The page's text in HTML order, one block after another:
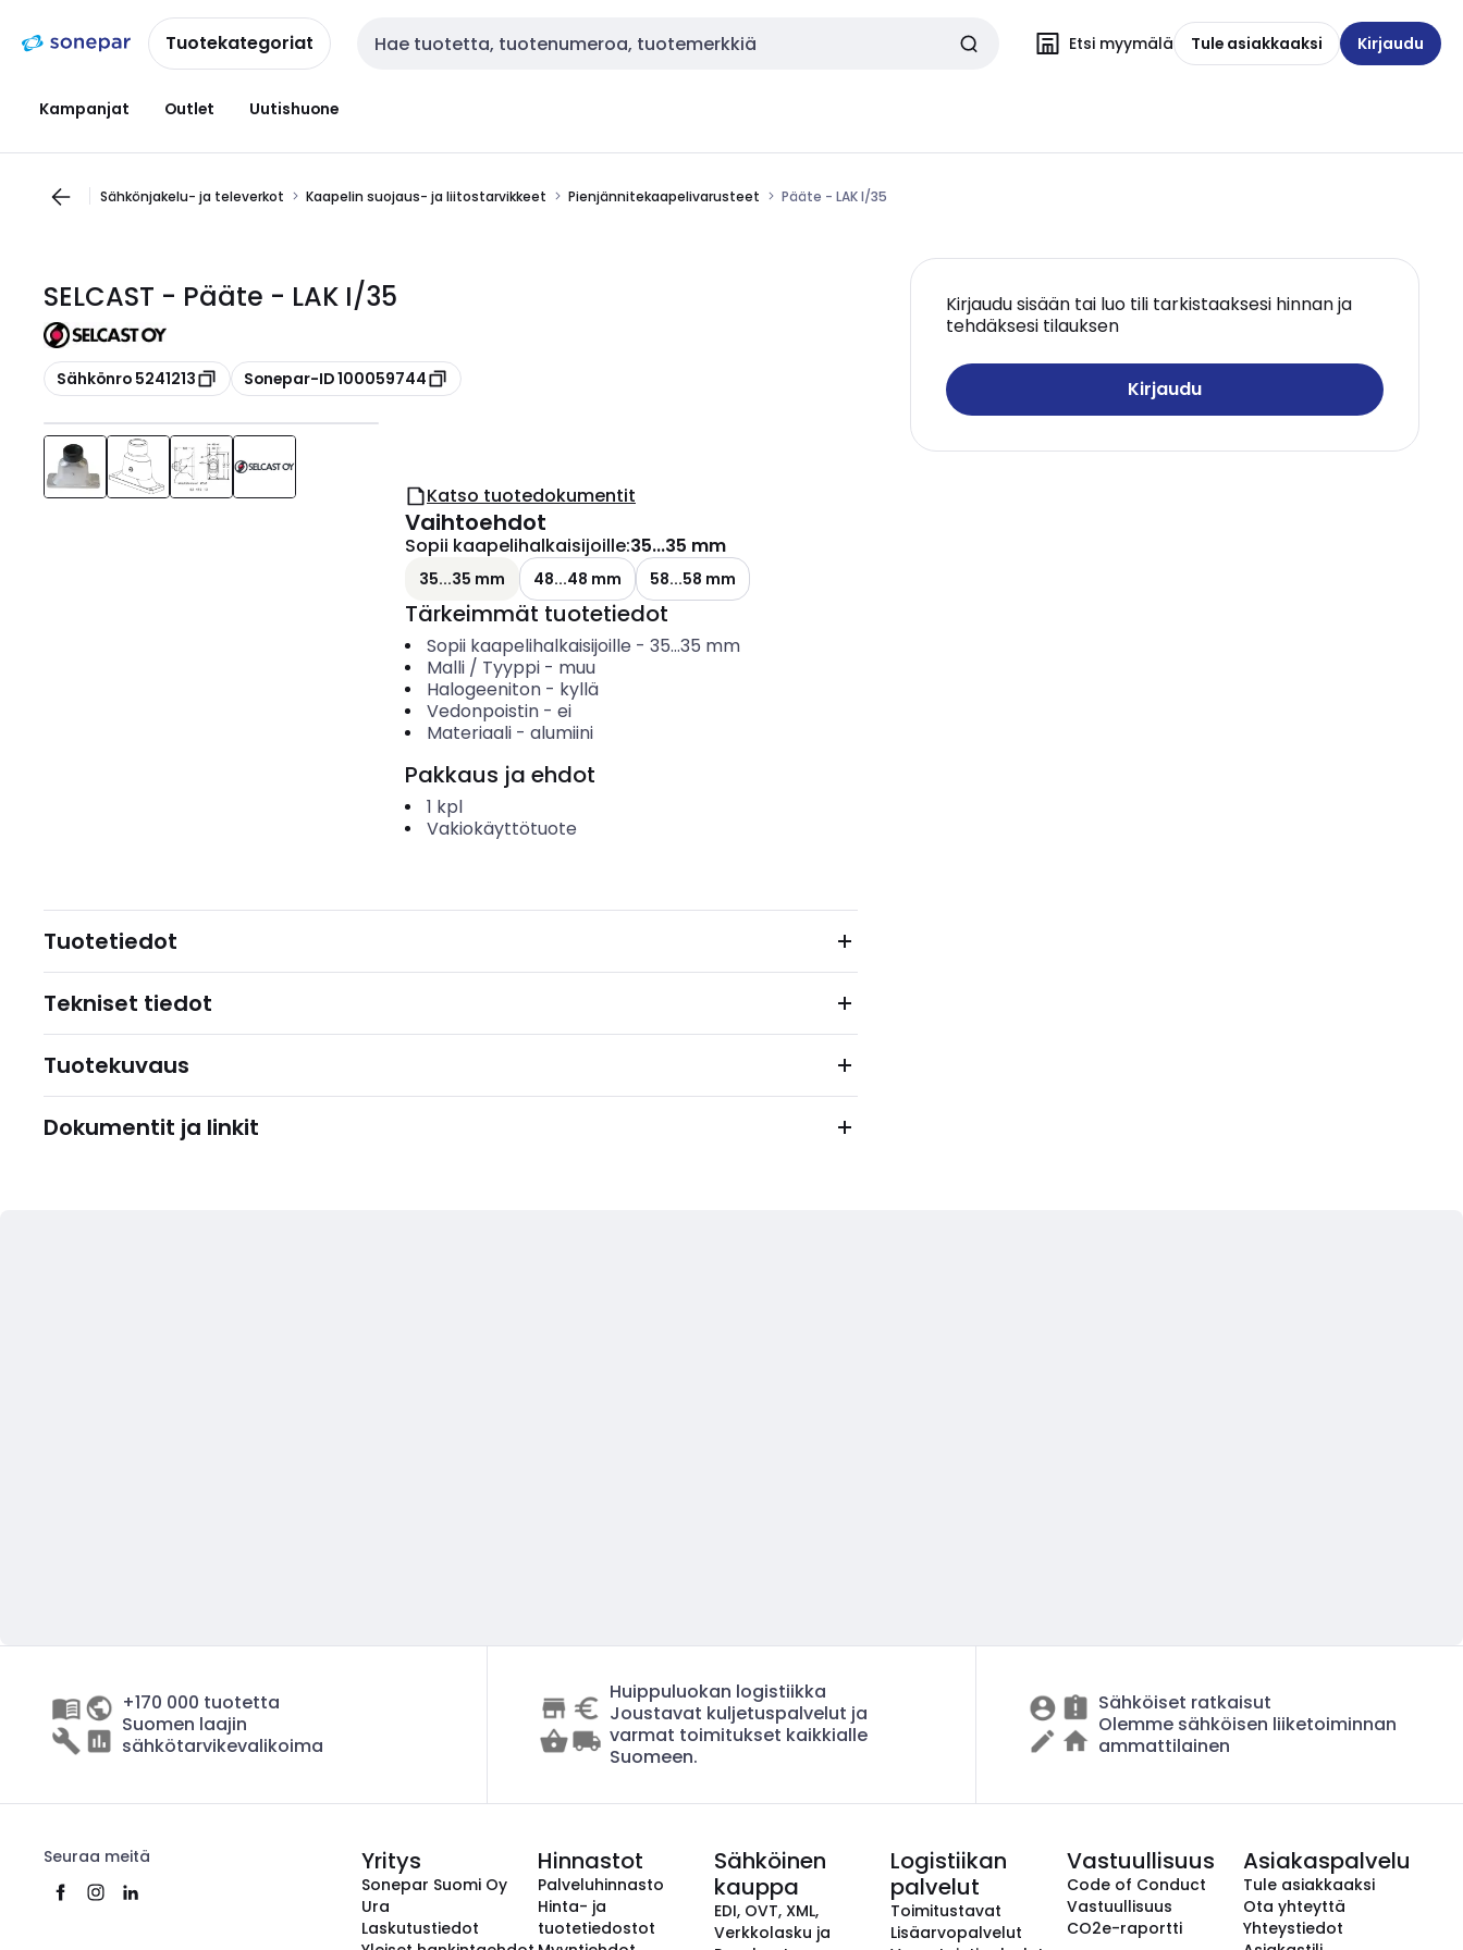
navigointiinsisältöönTuotekategoriat Haku Etsi myymälä Tule asiakkaaksi Kirjaudu
Kampanjat Outlet Uutishuone
Sähkönjakelu- ja televerkot Kaapelin suojaus- ja liitostarvikkeet Pienjännitekaapelivarusteet Pääte - LAK I/35
SELCAST - Pääte - LAK I/35
Kopioi
Sähkönro 5241213 Kopioi
Sonepar-ID 100059744
Kirjaudu sisään tai luo tili tarkistaaksesi hinnan ja
tehdäksesi tilauksen
Kirjaudu
Katso tuotedokumentit
Vaihtoehdot
Sopii kaapelihalkaisijoille:35...35 mm
35...35 mm 48...48 mm 58...58 mm
Tärkeimmät tuotetiedot
Sopii kaapelihalkaisijoille - 35...35 mm
Malli / Tyyppi- muu
Halogeeniton- kyllä
Vedonpoistin- ei
Materiaali- alumiini
Pakkaus ja ehdot
1 kpl
Vakiokäyttötuote
Tuotetiedot
Tekniset tiedot
Tuotekuvaus
Dokumentit ja linkit
+170 000 tuotetta
Suomen laajin
sähkötarvikevalikoima
Huippuluokan logistiikka
Joustavat kuljetuspalvelut ja
varmat toimitukset kaikkialle
Suomeen.
Sähköiset ratkaisut
Olemme sähköisen liiketoiminnan
ammattilainen
Seuraa meitä Yritys
Sonepar Suomi Oy
Ura
Laskutustiedot
Hinnastot
Palveluhinnasto
Hinta- ja
tuotetiedostot
Sähköinen
kauppa
EDI, OVT, XML,
Verkkolasku ja
Logistiikan
palvelut
Toimitustavat
Lisäarvopalvelut
Vastuullisuus
Code of Conduct
Vastuullisuus
CO2e-raportti
Asiakaspalvelu
Tule asiakkaaksi
Ota yhteyttä
Yhteystiedot